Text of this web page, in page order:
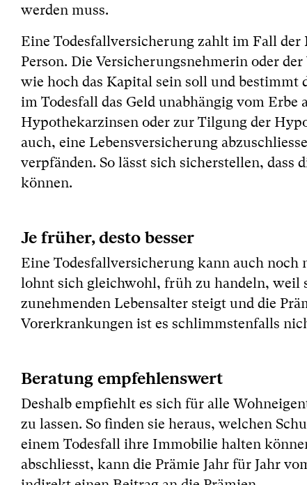
werden muss.
Eine Todesfallversicherung zahlt im Fall
Person. Die Versicherungsnehmerin oder
wie hoch das Kapital sein soll und bestimmt
im Todesfall das Geld unabhängig vom
Hypothekarzinsen oder zur Tilgung der
auch, eine Lebensversicherung
verpfänden. So lässt sich sicherstellen,
können.
Je früher, desto besser
Eine Todesfallversicherung kann auch noch
lohnt sich gleichwohl, früh zu handeln, weil
zunehmenden Lebensalter steigt und die
Vorerkrankungen ist es schlimmstenfalls
Beratung empfehlenswert
Deshalb empfiehlt es sich für alle
zu lassen. So finden sie heraus, welchen
einem Todesfall ihre Immobilie halten
abschliesst, kann die Prämie Jahr für Jahr